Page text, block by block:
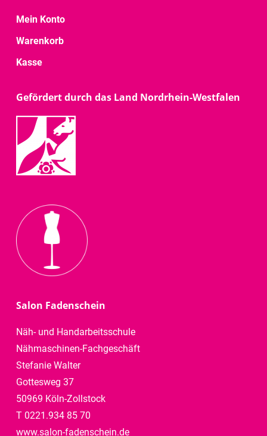
Mein Konto
Warenkorb
Kasse
Gefördert durch das Land Nordrhein-Westfalen
Salon Fadenschein
Näh- und Handarbeitsschule
Nähmaschinen-Fachgeschäft
Stefanie Walter
Gottesweg 37
50969 Köln-Zollstock
T 0221.934 85 70
www.salon-fadenschein.de